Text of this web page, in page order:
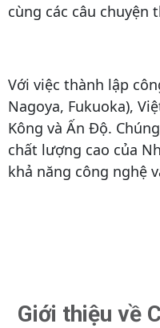
cùng các câu chuyện
Với việc thành lập
Nagoya, Fukuoka),
Kông và Ấn Độ.
chất lượng cao của
khả năng công nghệ
Giới thiệu về